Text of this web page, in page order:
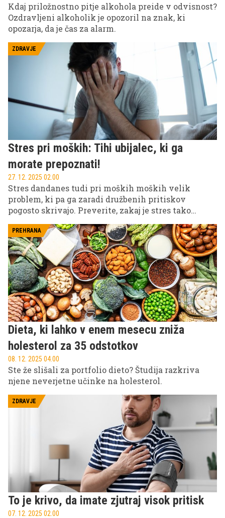
Kdaj priložnostno pitje alkohola preide v odvisnost?
Ozdravljeni alkoholik je opozoril na znak, ki
opozarja, da je čas za alarm.
ZDRAVJE
Stres pri moških: Tihi ubijalec, ki ga
morate prepoznati!
27. 12. 2025 02.00
Stres dandanes tudi pri moških moških velik
problem, ki pa ga zaradi družbenih pritiskov
pogosto skrivajo. Preverite, zakaj je stres tako
zdravje ter kako moški izražajo stres ...
PREHRANA
Dieta, ki lahko v enem mesecu zniža
holesterol za 35 odstotkov
08. 12. 2025 04.00
Ste že slišali za portfolio dieto? Študija razkriva
njene neverjetne učinke na holesterol.
ZDRAVJE
To je krivo, da imate zjutraj visok pritisk
07. 12. 2025 02.00